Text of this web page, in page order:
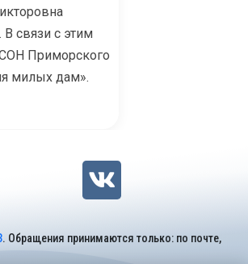
связи с этим
Приморского
милых дам».
. Обращения принимаются только: по почте,